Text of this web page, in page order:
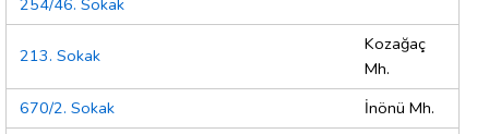
254/46. Sokak
213. Sokak
Kozağaç
Mh.
670/2. Sokak
İnönü Mh.